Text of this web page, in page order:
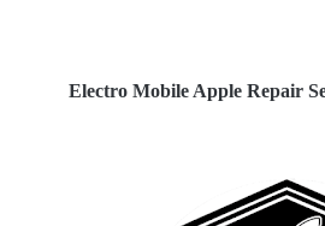
Electro Mobile Apple Repair